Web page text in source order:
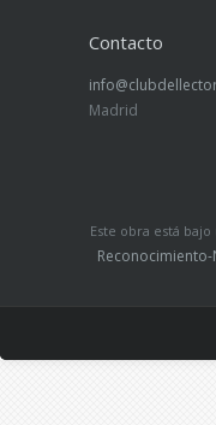
Contacto
Madrid
Este obra está bajo